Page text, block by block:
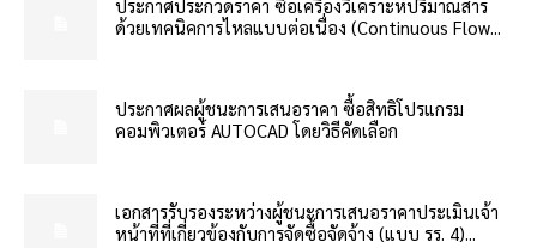
ประกาศประกวดราคา ซื้อเครื่องวิเคราะห์ปริมาณสาร
ด้วยเทคนิคการไหลแบบต่อเนื่อง (Continuous Flow...
ประกาศผลผู้ชนะการเสนอราคา ซื้อสิทธิโปรแกรม
คอมพิวเตอร์ AUTOCAD โดยวิธีคัดเลือก
เอกสารรับรองระหว่างผู้ชนะการเสนอราคาประเมินเจ้า
หน้าที่ที่เกี่ยวข้องกับการจัดซื้อจัดจ้าง (แบบ รร. 4)...